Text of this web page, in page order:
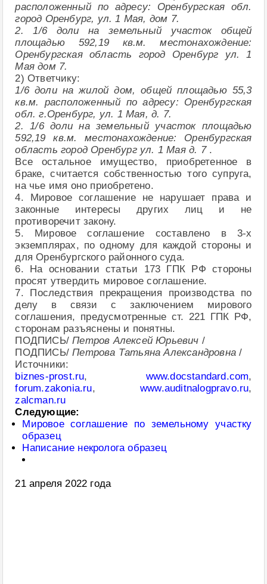
расположенный по адресу: Оренбургская обл.
город Оренбург, ул. 1 Мая, дом 7.
2. 1/6 доли на земельный участок общей
площадью 592,19 кв.м. местонахождение:
Оренбургская область город Оренбург ул. 1
Мая дом 7.
2) Ответчику:
1/6 доли на жилой дом, общей площадью 55,3
кв.м. расположенный по адресу: Оренбургская
обл. г.Оренбург, ул. 1 Мая, д. 7.
2. 1/6 доли на земельный участок площадью
592,19 кв.м. местонахождение: Оренбургская
область город Оренбург ул. 1 Мая д. 7.
Все остальное имущество, приобретенное в
браке, считается собственностью того супруга,
на чье имя оно приобретено.
4. Мировое соглашение не нарушает права и
законные интересы других лиц и не
противоречит закону.
5. Мировое соглашение составлено в 3-х
экземплярах, по одному для каждой стороны и
для Оренбургского районного суда.
6. На основании статьи 173 ГПК РФ стороны
просят утвердить мировое соглашение.
7. Последствия прекращения производства по
делу в связи с заключением мирового
соглашения, предусмотренные ст. 221 ГПК РФ,
сторонам разъяснены и понятны.
ПОДПИСЬ/Петров Алексей Юрьевич /
ПОДПИСЬ/Петрова Татьяна Александровна /
Источники:
biznes-prost.ru, www.docstandard.com,
forum.zakonia.ru, www.auditnalogpravo.ru,
zalcman.ru
Следующие:
Мировое соглашение по земельному участку
образец
Написание некролога образец
21 апреля 2022 года